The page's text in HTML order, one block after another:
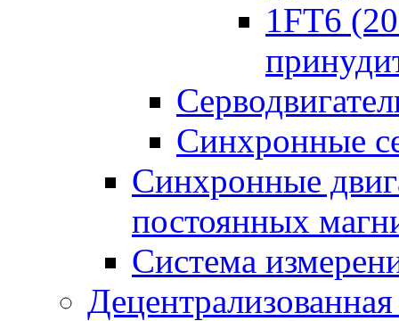
1FT6
Синхронные
Синхронные
постоянных
Система